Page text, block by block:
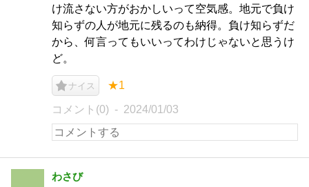
け流さない方がおかしいって空気感。地元で負け
知らずの人が地元に残るのも納得。負け知らずだ
から、何言ってもいいってわけじゃないと思うけ
ど。
ナイス ★1
コメント(0) 2024/01/03
わさび